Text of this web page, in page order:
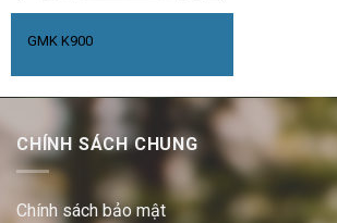
GMK K900
CHÍNH SÁCH CHUNG
Chính sách bảo mật